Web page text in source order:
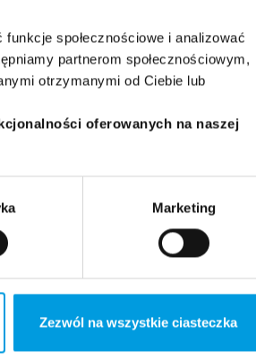
społecznościowe i analizować
partnerom społecznościowym,
otrzymanymi od Ciebie lub
oferowanych na naszej
Marketing
Zezwól na wszystkie ciasteczka